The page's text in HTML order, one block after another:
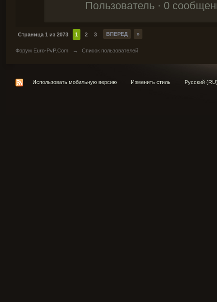
Пользователь · 0
Страница 1 из 2073 1 2 3 ВПЕРЕД »
Форум Euro-PvP.Com → Список пользователей
Использовать мобильную версию Изменить стиль Русский